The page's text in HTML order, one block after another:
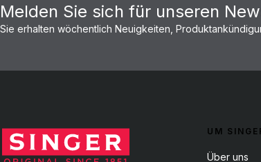
Melden Sie sich für unseren
Sie erhalten wöchentlich Neuigkeiten,
UM
Über uns